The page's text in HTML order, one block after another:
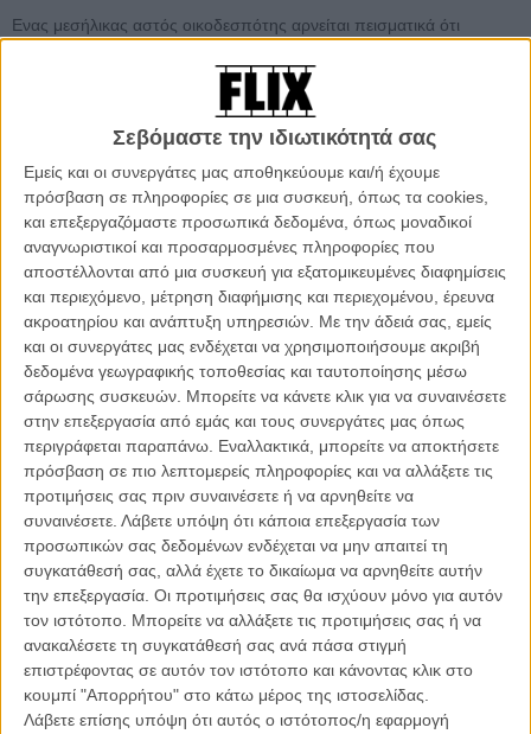
Σεβόμαστε την ιδιωτικότητά σας
Εμείς και οι συνεργάτες μας αποθηκεύουμε και/ή έχουμε
πρόσβαση σε πληροφορίες σε μια συσκευή, όπως τα cookies,
και επεξεργαζόμαστε προσωπικά δεδομένα, όπως μοναδικοί
αναγνωριστικοί και προσαρμοσμένες πληροφορίες που
αποστέλλονται από μια συσκευή για εξατομικευμένες διαφημίσεις
και περιεχόμενο, μέτρηση διαφήμισης και περιεχομένου, έρευνα
ακροατηρίου και ανάπτυξη υπηρεσιών. Με την άδειά σας, εμείς
και οι συνεργάτες μας ενδέχεται να χρησιμοποιήσουμε ακριβή
δεδομένα γεωγραφικής τοποθεσίας και ταυτοποίησης μέσω
σάρωσης συσκευών. Μπορείτε να κάνετε κλικ για να συναινέσετε
στην επεξεργασία από εμάς και τους συνεργάτες μας όπως
περιγράφεται παραπάνω. Εναλλακτικά, μπορείτε να αποκτήσετε
πρόσβαση σε πιο λεπτομερείς πληροφορίες και να αλλάξετε τις
προτιμήσεις σας πριν συναινέσετε ή να αρνηθείτε να
συναινέσετε. Λάβετε υπόψη ότι κάποια επεξεργασία των
προσωπικών σας δεδομένων ενδέχεται να μην απαιτεί τη
συγκατάθεσή σας, αλλά έχετε το δικαίωμα να αρνηθείτε αυτήν
την επεξεργασία. Οι προτιμήσεις σας θα ισχύουν μόνο για αυτόν
τον ιστότοπο. Μπορείτε να αλλάξετε τις προτιμήσεις σας ή να
ανακαλέσετε τη συγκατάθεσή σας ανά πάσα στιγμή
επιστρέφοντας σε αυτόν τον ιστότοπο και κάνοντας κλικ στο
κουμπί "Απορρήτου" στο κάτω μέρος της ιστοσελίδας.
Λάβετε επίσης υπόψη ότι αυτός ο ιστότοπος/η εφαρμογή
Ενας μεσήλικας αστός οικοδεσπότης αρνείται πεισματικά ότι
στο πάρτι του. Ενας οδηγός υπεραστικού λεωφορείου δε θα
συνεχίσει τη διαδρομή του, αν ο υπεύθυνος για τη ζημιά στο μπάνιο
του οχήματος επιβάτης δεν ομολογήσει. Δύο έφηβα κοριτσάκια
υποκύπτουν σε κάθε πρόκληση πρόωρης ενηλικίωσης,
υποταγμένες στην πίεση των συνομήλικών τους. Ενας παντρεμένος
30άρης κάνει ακριβώς το ίδιο σε reunion της σχολικής
αντροπαρέας. Μία νεαρή καθηγήτρια διδάσκει τους μαθητές της ότι
πρέπει να υπερασπίζονται τη γνώμη τους, ακόμα κι όταν το
υπόλοιπο «κοπάδι» τρέχει προς άλλη κατεύθυνση. Κι όμως, λίγες
ώρες αργότερα, η ίδια πρέπει να εφαρμόσει τα διδάγματά της στην
αίθουσα των καθηγητών...
O Σουηδός σκηνοθέτης Ρούμπεν Οστλουντ (πέρσι με την
υποψηφιότητα στις Χρυσές Σφαίρες και το βραβείο στο «Ενα
Κάποιο Βλέμμα» των Καννών για την«Ανωτέρα Βία»έγινε διεθνώς
διάσημος), απόφοιτος της κινηματογραφικής σχολής του
Γκέτεμποργκ, ξεκίνησε την πρακτική του ως σκηνοθέτης αγώνων
σκι. Αυτό του έδωσε την εμπειρία των μονοπλάνων – δεν κόβεις την
προσπάθεια του αθλητή, εκτός αν αυτή αποτύχει. Με αυτή την ιδέα
για τη φόρμα και την αισθητική της ταινίας του, αποφάσισε να
γυρίσει το 2008 το «Ακούσια», μία ταινία όπου δεν κόβεις, δεν
μοντάρεις, αλλά παρακολουθείς τις πράξεις ακίνητος, αναγκαστικά
συμμέτοχος, όσο αυτές συμβαίνουν.
Κάπως έτσι χτίζεται κάθε ιστορία, κάθε βινιέτα. Ακούσια. Ενα ακίνητο
κάδρο το οποίο δεν ακολουθεί απαραίτητα τη δράση, αλλά αφήνει
τα υποκείμενα με την παρουσία ή την απουσία τους να πουν πολλά